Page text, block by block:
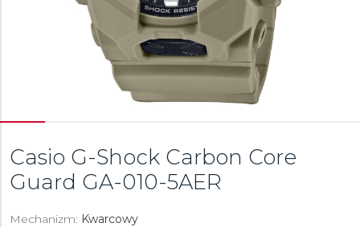
Casio G-Shock Carbon Core
Guard GA-010-5AER
Mechanizm: Kwarcowy